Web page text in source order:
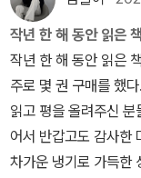
저주란 어딘가 치졸하
요. 모비 딕과의 대결
요. 도전하는 인간을
다. 만약 에이해브 선
더라면, 피쿼드 호가
고 에이해브 선장이
패배는 상상할 수 없습
장인물들 간의 대화나
곡 같기도 하다.​한때 '
'모비딕'에게 팔을 잃
않다고, 다른 고래를
하지만, 괴짜 선장 '에
했다. 이미 이 끝을 불
비딕』 또한 마크 트
ng that everybody
to read)를 비껴서지
대한 정의로 시작해 당
·경험적 또는 상상적
편의 논문이라 해도 지
은 물론이며근대소설
작년 한 해 동안 읽은
작년 한 해 동안 읽은
주로 몇 권 구매를 했
읽고 평을 올려주신
어서 반갑고도 감사한
차가운 냉기로 가득한